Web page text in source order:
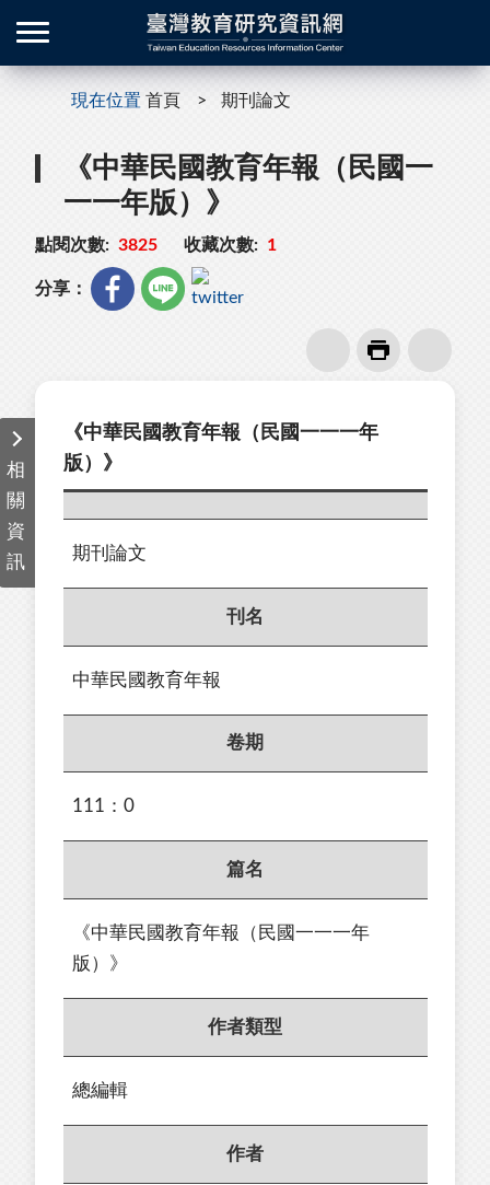
現在位置 首頁 期刊論文
《中華民國教育年報（民國一
一一年版）》
點閱次數: 3825 收藏次數: 1
分享：
相
關
資
訊
《中華民國教育年報（民國一一一年
版）》
期刊論文
刊名
中華民國教育年報
卷期
111：0
篇名
《中華民國教育年報（民國一一一年
版）》
作者類型
總編輯
作者